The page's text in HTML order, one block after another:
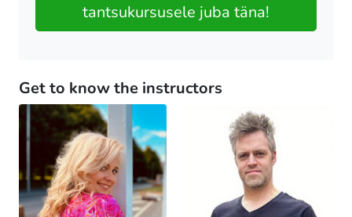
tantsukursusele juba täna!
Get to know the instructors